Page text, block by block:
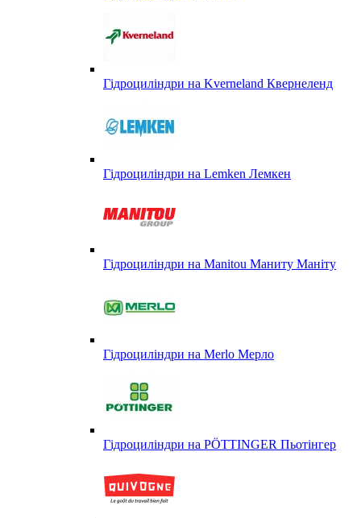
Гідроциліндри на Kverneland Квернеленд
Гідроциліндри на Lemken Лемкен
Гідроциліндри на Manitou Маниту Маніту
Гідроциліндри на Merlo Мерло
Гідроциліндри на PÖTTINGER Пьотінгер